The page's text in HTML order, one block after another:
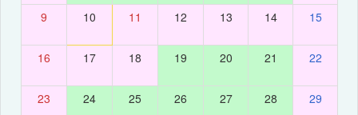
9 10 11 12 13 14 15
16 17 18 19 20 21 22
23 24 25 26 27 28 29